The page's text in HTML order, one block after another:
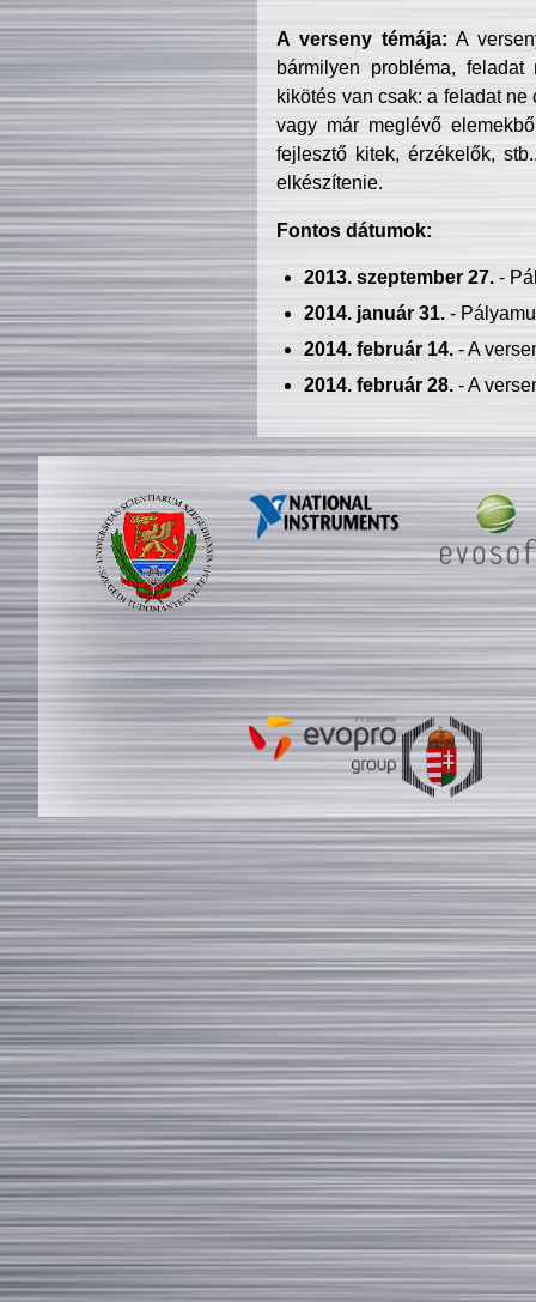
A verseny témája: A
bármilyen probléma, feladat
kikötés van csak: a feladat
vagy már meglévő
fejlesztő kitek, érzékelők,
elkészítenie.
Fontos dátumok:
2013. szeptember 27.-
2014. január 31.-
2014. február 14.- A
2014. február 28.- A